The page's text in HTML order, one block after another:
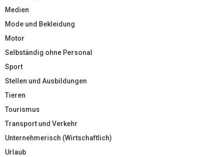
Medien
Mode und Bekleidung
Motor
Selbständig ohne Personal
Sport
Stellen und Ausbildungen
Tieren
Tourismus
Transport und Verkehr
Unternehmerisch (Wirtschaftlich)
Urlaub